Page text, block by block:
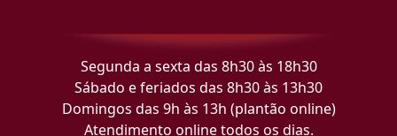
Segunda a sexta das 8h30 às 18h30
Sábado e feriados das 8h30 às 13h30
Domingos das 9h às 13h (plantão online)
Atendimento online todos os dias.